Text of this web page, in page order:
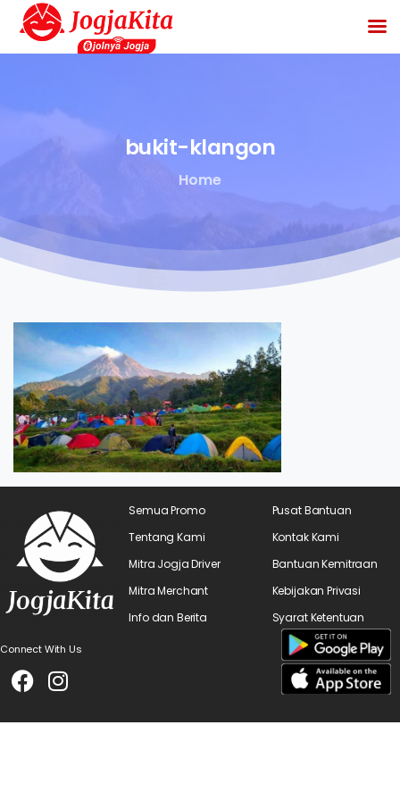
bukit-klangon
Home
Connect With Us
Semua Promo
Tentang Kami
Mitra Jogja Driver
Mitra Merchant
Info dan Berita
Pusat Bantuan
Kontak Kami
Bantuan Kemitraan
Kebijakan Privasi
Syarat Ketentuan